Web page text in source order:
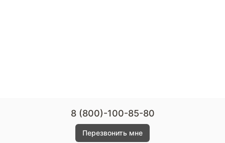
8 (800)-100-85-80
Перезвонить мне